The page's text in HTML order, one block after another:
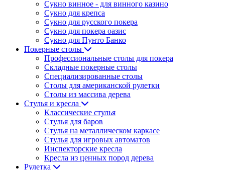
Сукно винное - для винного казино
Сукно для крепса
Сукно для русского покера
Сукно для покера оазис
Сукно для Пунто Банко
Покерные столы
Профессиональные столы для покера
Складные покерные столы
Специализированные столы
Столы для американской рулетки
Столы из массива дерева
Стулья и кресла
Классические стулья
Стулья для баров
Стулья на металлическом каркасе
Стулья для игровых автоматов
Инспекторские кресла
Кресла из ценных пород дерева
Рулетка